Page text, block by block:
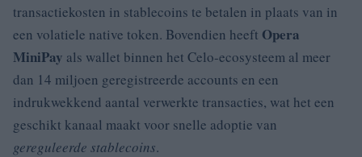
transactiekosten in stablecoins te betalen in plaats van in
een volatiele native token. Bovendien heeft Opera
MiniPay als wallet binnen het Celo-ecosysteem al meer
dan 14 miljoen geregistreerde accounts en een
indrukwekkend aantal verwerkte transacties, wat het een
geschikt kanaal maakt voor snelle adoptie van
gereguleerde stablecoins.